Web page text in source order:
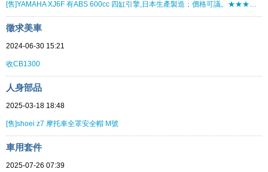
[售]YAMAHA XJ6F 有ABS 600cc 四缸引擎,日本生產製造；價格可議。★★★★★★★★
徵求美車
2024-06-30 15:21
收CB1300
人身部品
2025-03-18 18:48
[售]shoei z7 摩托車全罩安全帽 M號
車用套件
2025-07-26 07:39